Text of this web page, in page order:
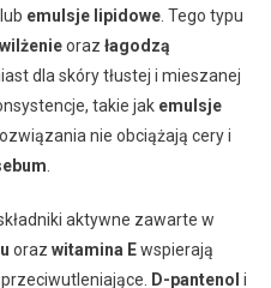
emulsje lipidowe. Tego typu
oraz łagodzą
dla skóry tłustej i mieszanej
takie jak emulsje
nie obciążają cery i
aktywne zawarte w
oraz witamina Ewspierają
D-pantenol i